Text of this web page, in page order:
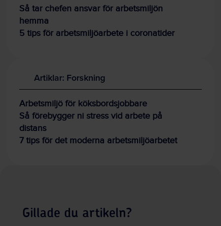
Så tar chefen ansvar för arbetsmiljön
hemma
5 tips för arbetsmiljöarbete i coronatider
Artiklar: Forskning
Arbetsmiljö för köksbordsjobbare
Så förebygger ni stress vid arbete på
distans
7 tips för det moderna arbetsmiljöarbetet
Gillade du artikeln?